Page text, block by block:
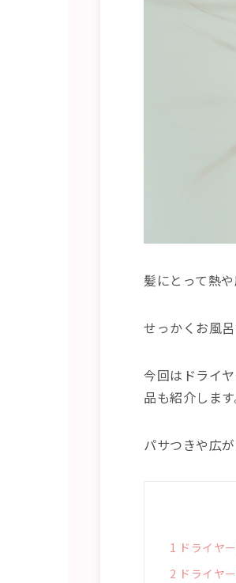
髪にとって熱
せっかくお風
今回はドライ
品も紹介します
パサつきや広
1 ドライヤ
2 ドライヤ